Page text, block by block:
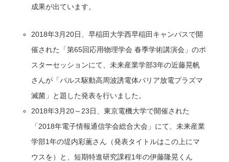
成果が出ています。
2018年3月20日、早稲田大学西早稲田キャンパスで開
催された「第65回応用物理学会 春季学術講演会」のポ
スターセッションにて、未来産業学部3年の近藤晃帆
さんが「パルス駆動高周波誘電体バリア放電プラズマ
滅菌」と題した発表を行いました。
2018年3月20～23日、東京電機大学で開催された
「2018年電子情報通信学会総合大会」にて、未来産業
学部1年の堤内彩薫さん（発表タイトルはこの上にマ
ウスを）と、短期特進研究課程1年の伊藤隆晃くん